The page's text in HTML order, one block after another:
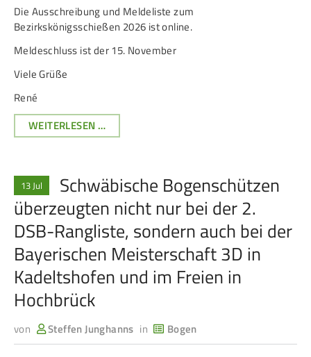
Die Ausschreibung und Meldeliste zum
Bezirkskönigsschießen 2026 ist online.
Meldeschluss ist der 15. November
Viele Grüße
René
WEITERLESEN …AUSSCHREIBUNG
BEZIRKSKÖNIGSSCHIESSEN 2
13 Jul
Schwäbische Bogenschützen
überzeugten nicht nur bei der 2.
DSB-Rangliste, sondern auch bei der
Bayerischen Meisterschaft 3D in
Kadeltshofen und im Freien in
Hochbrück
von Steffen Junghanns in Bogen
Damen im Schützensport
Bezirkspokal
Frauen Ü40
Schützenkönige
Ältestenschießen
NavigationDatenschutz